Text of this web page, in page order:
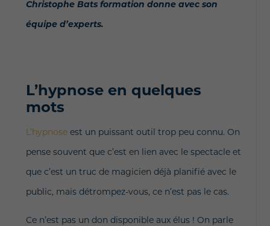
Christophe Bats formation donne avec son
équipe d’experts.
L’hypnose en quelques
mots
L’hypnose est un puissant outil trop peu connu. On
pense souvent que c’est en lien avec le spectacle et
que c’est un truc de magicien déjà planifié avec le
public, mais détrompez-vous, ce n’est pas le cas.
Ce n’est pas un don disponible aux élus ! On parle